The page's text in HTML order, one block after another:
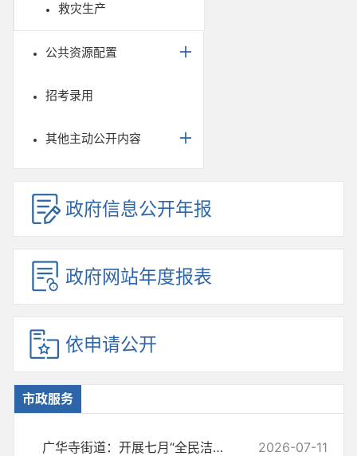
救灾生产
公共资源配置
招考录用
其他主动公开内容
政府信息公开年报
政府网站年度报表
依申请公开
市政服务
广华寺街道：开展七月“全民洁城”行动 全民洁城齐发力 提质焕新靓家园 2026-07-11